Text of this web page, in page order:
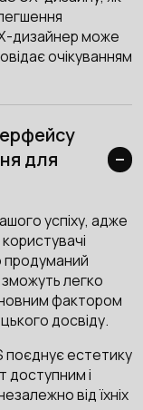
дизайнер може
очікуванням
для
успіху, адже
продуманий
легко
фактором
досвіду.
поєднує естетику
доступним і
від їхніх